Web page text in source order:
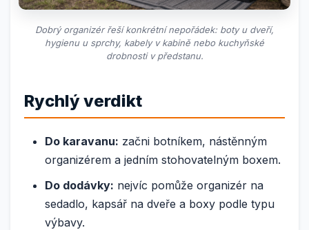
Dobrý organizér řeší konkrétní nepořádek: boty u dveří,
hygienu u sprchy, kabely v kabině nebo kuchyňské
drobnosti v předstanu.
Rychlý verdikt
Do karavanu: začni botníkem, nástěnným
organizérem a jedním stohovatelným boxem.
Do dodávky: nejvíc pomůže organizér na
sedadlo, kapsář na dveře a boxy podle typu
výbavy.